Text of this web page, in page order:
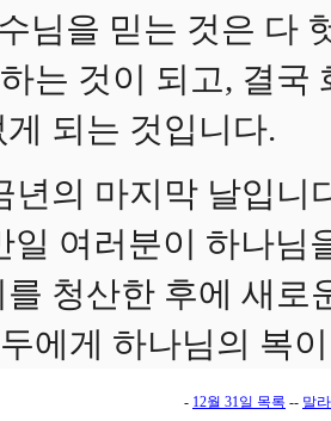
님을 믿는 것은 다
는 것이 되고, 결
되는 것입니다.
년의 마지막 날입니
일 여러분이 하나님
를 청산한 후에 새
에게 하나님의 복
- 12월 31일 목록 -- 말